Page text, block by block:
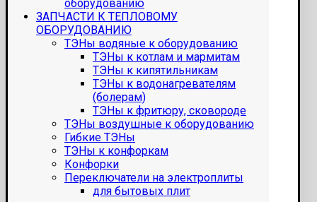
оборудованию
ЗАПЧАСТИ К ТЕПЛОВОМУ
ОБОРУДОВАНИЮ
ТЭНы водяные к оборудованию
ТЭНы к котлам и мармитам
ТЭНы к кипятильникам
ТЭНы к водонагревателям
(болерам)
ТЭНы к фритюру, сковороде
ТЭНы воздушные к оборудованию
Гибкие ТЭНы
ТЭНы к конфоркам
Конфорки
Переключатели на электроплиты
для бытовых плит